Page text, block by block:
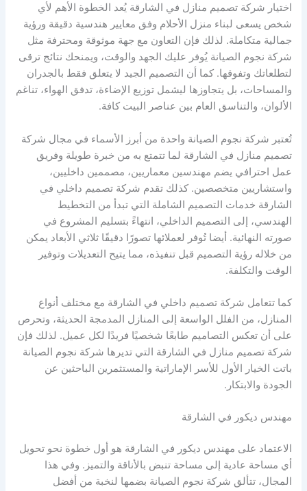
اختيار شركة تصميم منازل في الشارقة يُعد الخطوة الأهم لأي
شخص يسعى لبناء منزل الأحلام وفق معايير هندسية دقيقة ورؤية
جمالية متكاملة. لذلك فإن التعاون مع جهة موثوقة ومحترفة مثل
شركة نجوم الصيانة يُوفر عليك الجهد والوقت، ويمنحك نتائج ترقى
لتطلعاتك وتفوقها. كما أن التصميم الجيد لا يتعلق فقط بالجدران
والمساحات، بل يتجاوزها ليشمل توزيع الإضاءة، تدفق الهواء، تناغم
الألوان، والتناسق العام بين عناصر البيت كافة.
تُعتبر شركة نجوم الصيانة واحدة من أبرز الأسماء في مجال شركة
تصميم منازل في الشارقة لما تتمتع به من خبرة طويلة وفريق
عمل احترافي يضم مهندسين معماريين، مصممين داخليين،
واستشاريين متخصصين. كذلك تقدم شركة تصميم داخلي في
الشارقة خدمات التصميم الشاملة التي تبدأ من التخطيط
الهندسي، إلى التصميم الداخلي، انتهاءً بتسليم المشروع في
صورته النهائية. أيضا تُوفر لعملائها تصورًا دقيقًا ثلاثي الأبعاد يمكن
من خلاله رؤية التصميم قبل تنفيذه، مما يتيح التعديلات وتوفير
الوقت والتكلفة.
كما تتعامل شركة تصميم داخلي في الشارقة مع مختلف أنواع
المنازل، من الفلل الواسعة إلى المنازل المدمجة الحديثة، وتحرص
على أن تعكس التصاميم طابعًا شخصيًا فريدًا لكل عميل. لذلك فإن
شركة تصميم منازل في الشارقة التي تديرها شركة نجوم الصيانة
باتت الخيار الأول للأسر الإماراتية والمستثمرين الباحثين عن
الجودة والابتكار.
مهندس ديكور في الشارقة
الاعتماد على مهندس ديكور في الشارقة هو أول خطوة نحو تحويل
أي مساحة عادية إلى مساحة تنبض بالأناقة والتميز. وفي هذا
المجال، تتألق شركة نجوم الصيانة بضمها لنخبة من أفضل